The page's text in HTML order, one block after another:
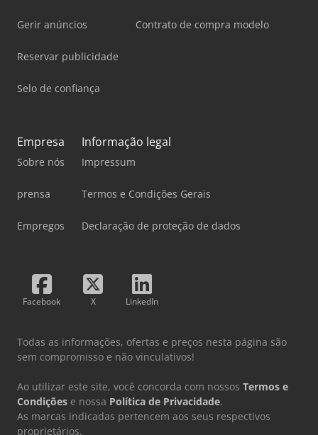
Gerir anúncios
Reservar publicidade
Selo de confiança
Contrato de compra modelo
Empresa
Sobre nós
prensa
Empregos
Informação legal
Impressum
Termos e Condições Gerais
Declaração de proteção de dados
Facebook X LinkedIn
Todas as informações, ofertas e preços nesta página são
sem compromisso e não vinculativos!
Ao utilizar este site, você concorda com nossos Termos e
Condições e nossa Política de Privacidade.
As marcas indicadas pertencem aos seus respectivos
proprietários.